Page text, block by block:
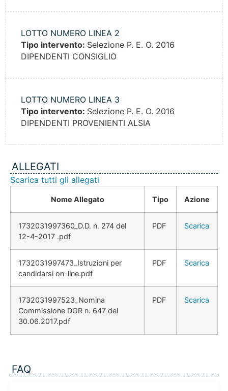
LOTTO NUMERO LINEA 2
Tipo intervento: Selezione P. E. O. 2016
DIPENDENTI CONSIGLIO
LOTTO NUMERO LINEA 3
Tipo intervento: Selezione P. E. O. 2016
DIPENDENTI PROVENIENTI ALSIA
ALLEGATI
Scarica tutti gli allegati
Nome Allegato Tipo Azione
1732031997360_D.D. n. 274 del
12-4-2017 .pdf
PDF Scarica
1732031997473_Istruzioni per
candidarsi on-line.pdf
PDF Scarica
1732031997523_Nomina
Commissione DGR n. 647 del
30.06.2017.pdf
PDF Scarica
FAQ